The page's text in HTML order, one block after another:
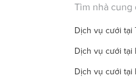
Tìm nhà cung
Dịch vụ cưới tại
Dịch vụ cưới tại
Dịch vụ cưới tại